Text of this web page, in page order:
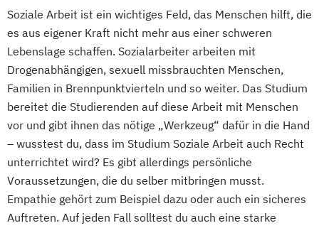
Psychologie und Psychologisches
Empowerment
Psychosoziale Beratung in Sozialer Arbeit
Soziale Arbeit
Soziale Arbeit Duales Studium
Soziale Arbeit Präsenzstudium
Sozialmanagement
Soziale Arbeit ist ein wichtiges Feld, das Menschen hilft, die
es aus eigener Kraft nicht mehr aus einer schweren
Lebenslage schaffen. Sozialarbeiter arbeiten mit
Drogenabhängigen, sexuell missbrauchten Menschen,
Familien in Brennpunktvierteln und so weiter. Das Studium
bereitet die Studierenden auf diese Arbeit mit Menschen
vor und gibt ihnen das nötige „Werkzeug“ dafür in die Hand
– wusstest du, dass im Studium Soziale Arbeit auch Recht
unterrichtet wird? Es gibt allerdings persönliche
Voraussetzungen, die du selber mitbringen musst.
Empathie gehört zum Beispiel dazu oder auch ein sicheres
Auftreten. Auf jeden Fall solltest du auch eine starke